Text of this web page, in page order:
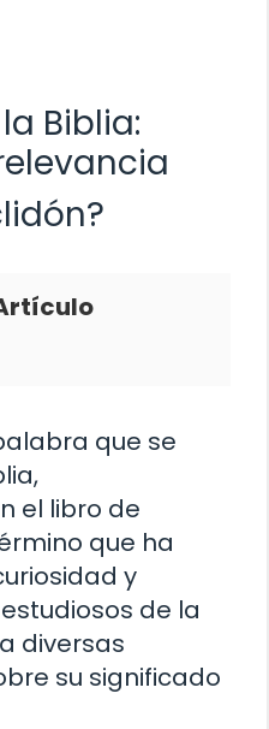
Biblia:
que se
el libro de
que ha
y
de la
diversas
su significado